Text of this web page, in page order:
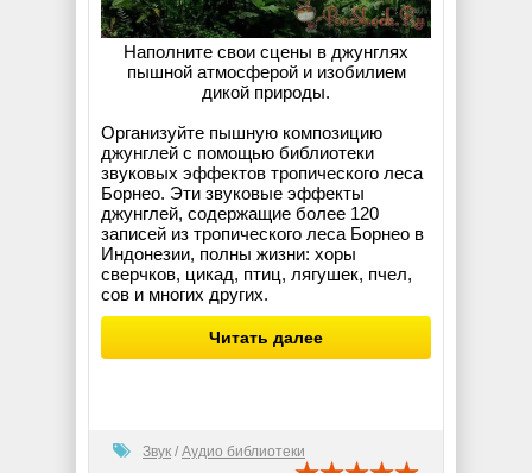
Наполните свои сцены в джунглях
пышной атмосферой и изобилием
дикой природы.
Организуйте пышную композицию
джунглей с помощью библиотеки
звуковых эффектов тропического леса
Борнео. Эти звуковые эффекты
джунглей, содержащие более 120
записей из тропического леса Борнео в
Индонезии, полны жизни: хоры
сверчков, цикад, птиц, лягушек, пчел,
сов и многих других.
Читать далее
Звук / Аудио библиотеки